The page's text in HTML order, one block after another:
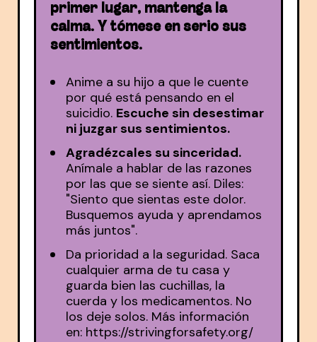
primer lugar, mantenga la
calma. Y tómese en serio sus
sentimientos.
Anime a su hijo a que le cuente
por qué está pensando en el
suicidio. Escuche sin desestimar
ni juzgar sus sentimientos.
Agradézcales su sinceridad.
Anímale a hablar de las razones
por las que se siente así. Diles:
"Siento que sientas este dolor.
Busquemos ayuda y aprendamos
más juntos".
Da prioridad a la seguridad. Saca
cualquier arma de tu casa y
guarda bien las cuchillas, la
cuerda y los medicamentos. No
los deje solos. Más información
en: https://strivingforsafety.org/